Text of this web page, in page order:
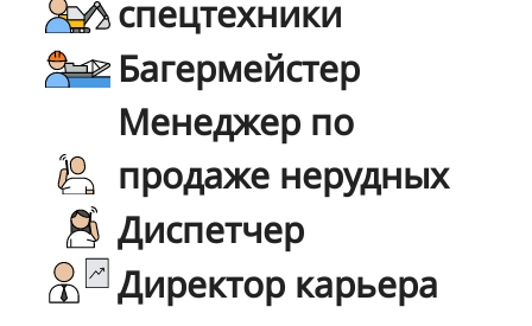
спецтехники
Багермейстер
Менеджер по
продаже нерудных
Диспетчер
Директор карьера